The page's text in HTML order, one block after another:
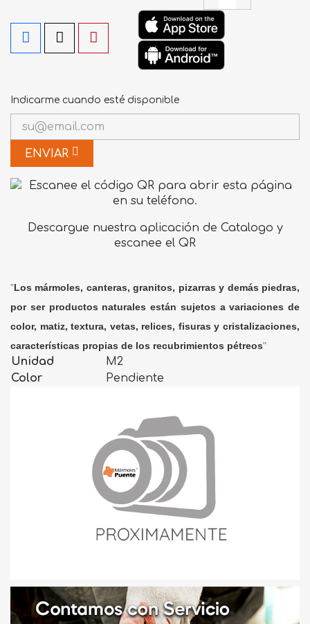
Indicarme cuando esté disponible
ENVIAR
Descargue nuestra aplicación de Catalogo y
escanee el QR
"Los mármoles, canteras, granitos, pizarras y demás piedras,
por ser productos naturales están sujetos a variaciones de
color, matiz, textura, vetas, relices, fisuras y cristalizaciones,
características propias de los recubrimientos pétreos"
Unidad
M2
Color
Pendiente